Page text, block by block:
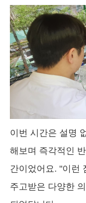
이번 시간은 설명
해보며 즉각적인
간이었어요. "이런
주고받은 다양한